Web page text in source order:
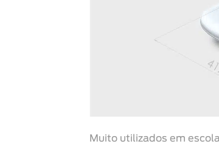
Muito utilizados em